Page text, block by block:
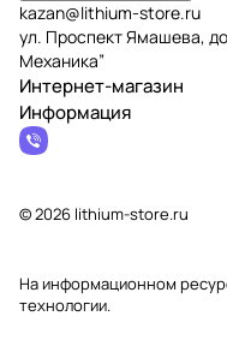
kazan@lithium-store.ru
ул. Проспект Ямашева,
Механика”
Интернет-магазин
Информация
© 2026 lithium-store.ru
На информационном
технологии.